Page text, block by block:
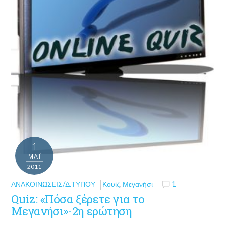
1
ΜΑΪ́
2011
ΑΝΑΚΟΙΝΏΣΕΙΣ/Δ.ΤΎΠΟΥ Κουίζ, Μεγανήσι 1
Quiz: «Πόσα ξέρετε για το
Μεγανήσι»-2η ερώτηση